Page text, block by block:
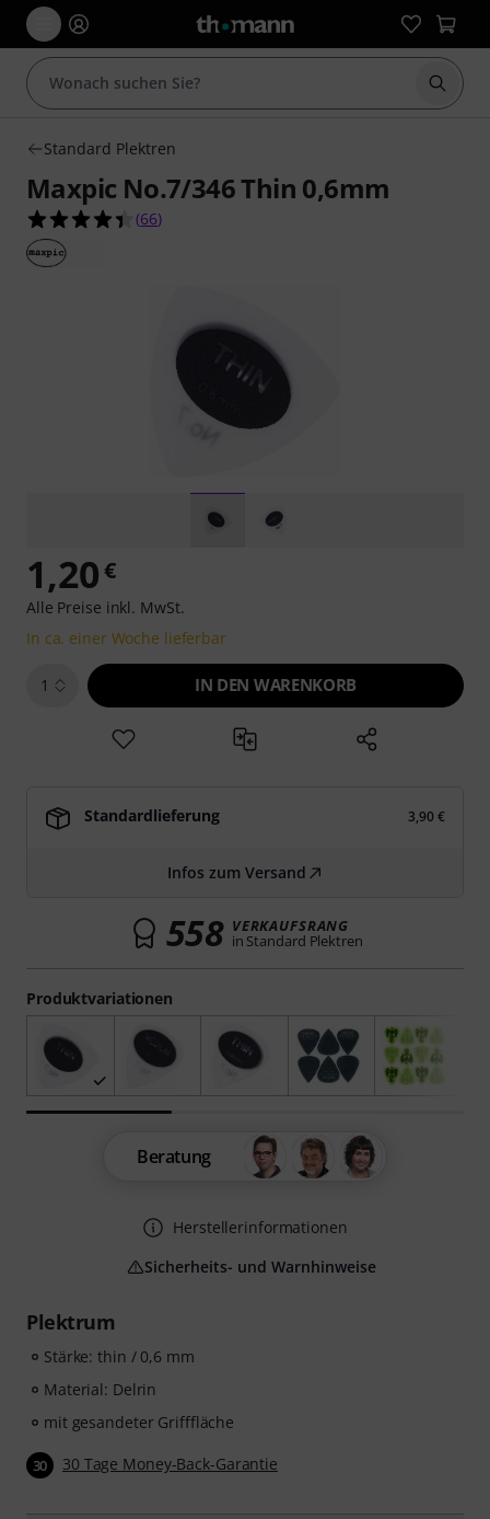
Suche
Standard Plektren
Maxpic No.7/346 Thin 0,6mm
4.4 von 5 Sternen aus 66 Kundenbewertungen
(66)
Plektrum
Stärke: thin / 0,6 mm
Material: Delrin
mit gesandeter Grifffläche
30 30 Tage Money-Back-Garantie
Produktvariationen
1,20€
Alle Preise inkl. MwSt.
In ca. einer Woche lieferbar
1 IN DEN WARENKORB
Standardlieferung 3,90 €
Infos zum Versand
558 VERKAUFSRANG
in Standard Plektren
Beratung
Herstellerinformationen
Sicherheits- und Warnhinweise